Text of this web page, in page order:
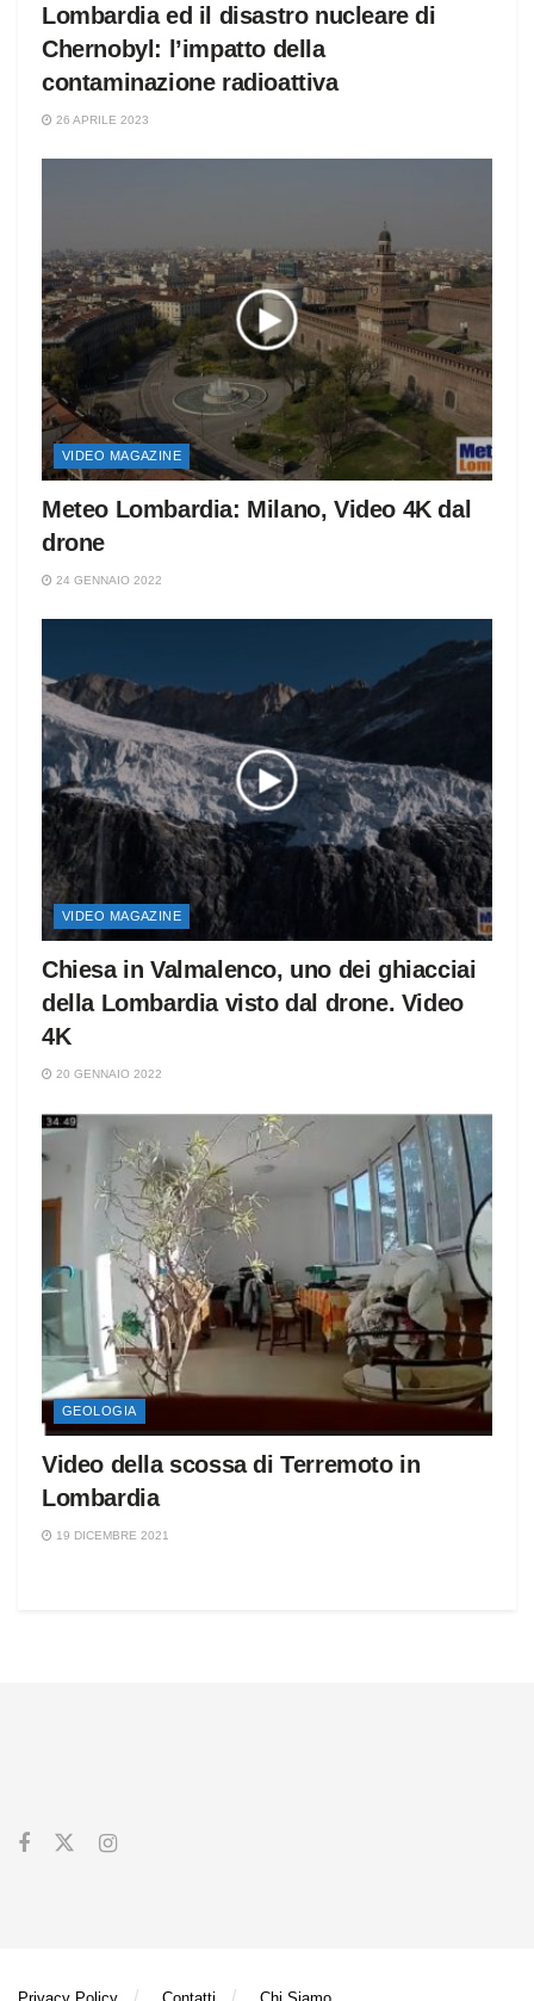
Lombardia ed il disastro nucleare di
Chernobyl: l’impatto della
contaminazione radioattiva
26 APRILE 2023
VIDEO MAGAZINE
Meteo Lombardia: Milano, Video 4K dal
drone
24 GENNAIO 2022
VIDEO MAGAZINE
Chiesa in Valmalenco, uno dei ghiacciai
della Lombardia visto dal drone. Video
4K
20 GENNAIO 2022
GEOLOGIA
Video della scossa di Terremoto in
Lombardia
19 DICEMBRE 2021